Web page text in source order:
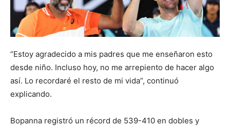
“Estoy agradecido a mis padres que me enseñaron esto
desde niño. Incluso hoy, no me arrepiento de hacer algo
así. Lo recordaré el resto de mi vida”, continuó
explicando.
Bopanna registró un récord de 539-410 en dobles y